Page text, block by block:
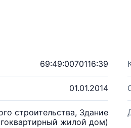
69:49:0070116:39
01.01.2014
строительства, Здание
жилой дом)